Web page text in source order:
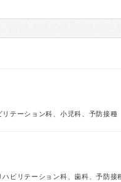
テーション科、小児科、予防接種